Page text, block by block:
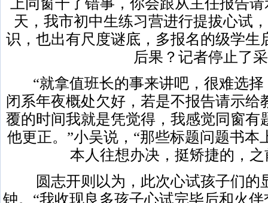
上同窗干了错事，你会跟从主任报告
天，我市初中生练习营进行提拔心试
识，也出有尺度谜底，多报名的级学生
后果？记者停止了
“就拿值班长的事来讲吧，很难选择
闭系年夜概处欠好，若是不报告请示给
覆的时间我就是凭觉得，我感觉同窗有
他更正。”小吴说，“那些标题问题书本
本人往想办决，挺矫捷的，
圆志开则以为，此次心试孩子们的
钟。“我收现良多孩子心试完毕后和火